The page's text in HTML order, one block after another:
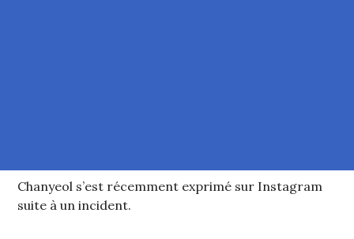
Chanyeol s’est récemment exprimé sur Instagram
suite à un incident.